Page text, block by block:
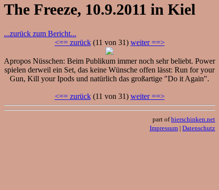
The Freeze, 10.9.2011 in Kiel
...zurück zum Bericht...
<== zurück(11 von 31) weiter ==>
Apropos Nüsschen: Beim Publikum immer noch sehr beliebt. Power
spielen derweil ein Set, das keine Wünsche offen lässt: Run for your
Gun, Kill your Ipods und natürlich das großartige "Do it Again".
<== zurück(11 von 31) weiter ==>
part ofbierschinken.net
Impressum | Datenschutz